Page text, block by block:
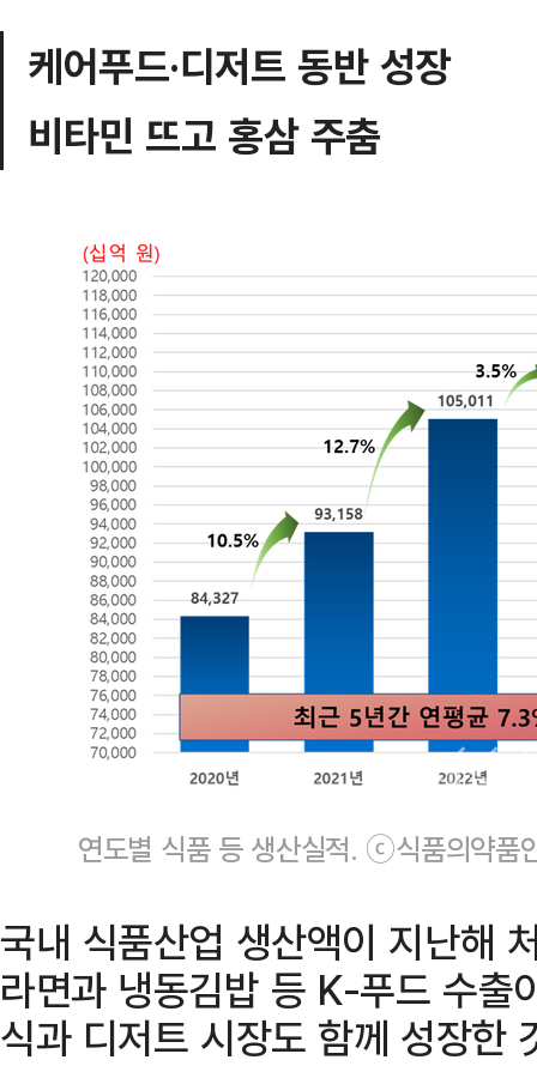
케어푸드·디저트 동반 성장
비타민 뜨고 홍삼 주춤
연도별 식품 등 생산실적. ⓒ식품의약품
국내 식품산업 생산액이 지난해
라면과 냉동김밥 등 K-푸드 수출
식과 디저트 시장도 함께 성장한